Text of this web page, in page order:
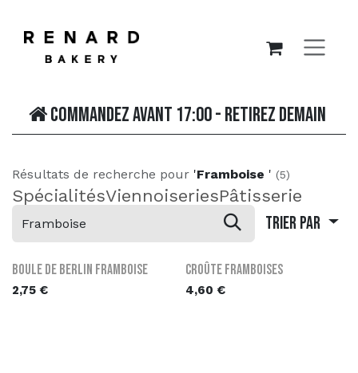
Commandez avant 17:00 - retirez demain
Résultats de recherche pour 'Framboise ' (5)
SpécialitésViennoiseriesPâtisserie
Trier par
Boule de Berlin Framboise
2,75 €
Croûte framboises
4,60 €